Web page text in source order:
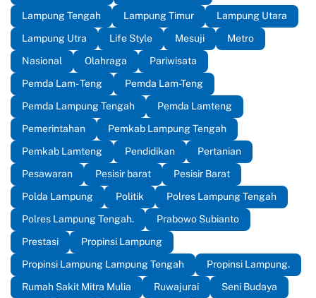
Lampung Tengah
Lampung Timur
Lampung Utara
Lampung Utra
Life Style Mesuji
Metro
Nasional
Olahraga
Pariwisata
Pemda Lam- Teng
Pemda Lam-Teng
Pemda Lampung Tengah
Pemda Lamteng
Pemerintahan
Pemkab Lampung Tengah
Pemkab Lamteng
Pendidikan
Pertanian
Pesawaran
Pesisir barat
Pesisir Barat
Polda Lampung
Politik
Polres Lampung Tengah
Polres Lampung Tengah.
Prabowo Subianto
Prestasi
Propinsi Lampung
Propinsi Lampung Lampung Tengah
Propinsi Lampung.
Rumah Sakit Mitra Mulia
Ruwajurai
Seni Budaya